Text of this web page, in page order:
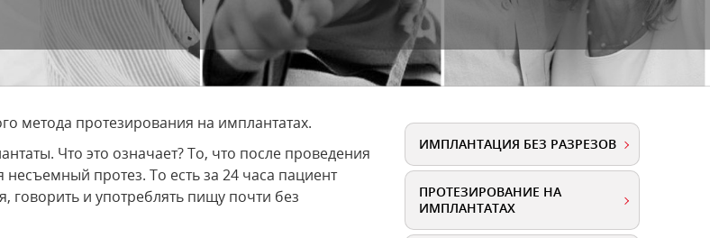
метода протезирования на имплантатах.
Что это означает? То, что после проведения
протез. То есть за 24 часа пациент
говорить и употреблять пищу почти без
ИМПЛАНТАЦИЯ БЕЗ РАЗРЕЗОВ
ПРОТЕЗИРОВАНИЕ НА
ИМПЛАНТАТАХ